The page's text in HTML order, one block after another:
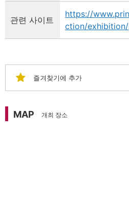
관련 사이트
https://
ction/
즐겨찾기에 추가
MAP 개최 장소